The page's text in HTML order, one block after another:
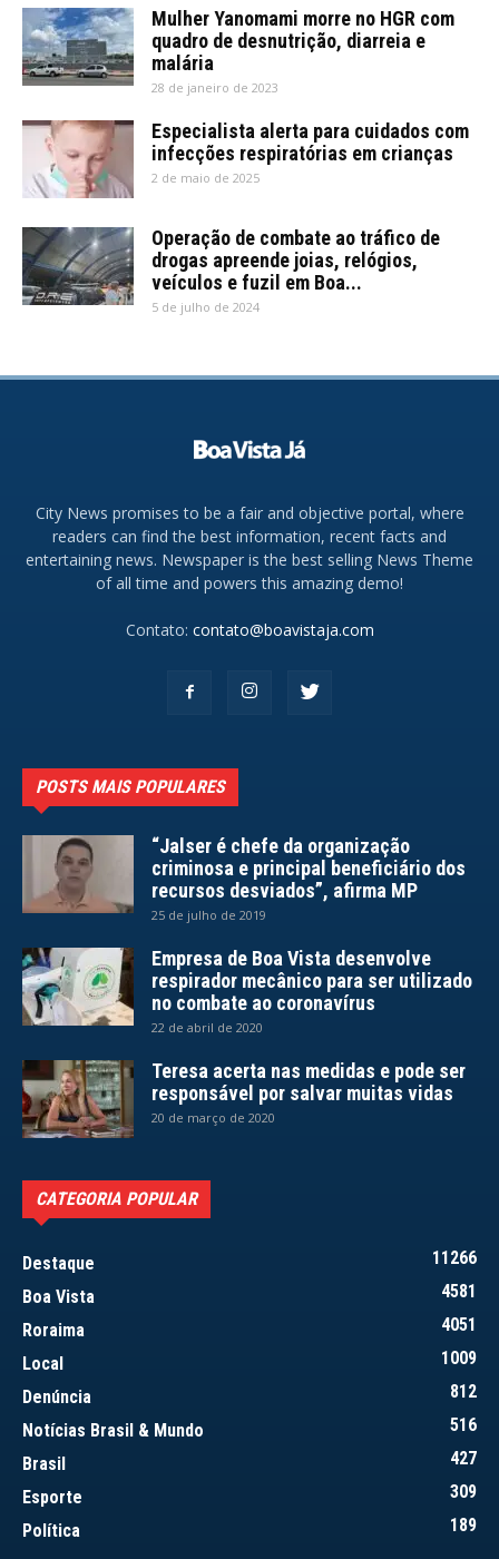
Mulher Yanomami morre no HGR com
quadro de desnutrição, diarreia e
malária
28 de janeiro de 2023
Especialista alerta para cuidados com
infecções respiratórias em crianças
2 de maio de 2025
Operação de combate ao tráfico de
drogas apreende joias, relógios,
veículos e fuzil em Boa...
5 de julho de 2024
City News promises to be a fair and objective portal, where
readers can find the best information, recent facts and
entertaining news. Newspaper is the best selling News Theme
of all time and powers this amazing demo!
Contato: contato@boavistaja.com
POSTS MAIS POPULARES
“Jalser é chefe da organização
criminosa e principal beneficiário dos
recursos desviados”, afirma MP
25 de julho de 2019
Empresa de Boa Vista desenvolve
respirador mecânico para ser utilizado
no combate ao coronavírus
22 de abril de 2020
Teresa acerta nas medidas e pode ser
responsável por salvar muitas vidas
20 de março de 2020
CATEGORIA POPULAR
Destaque
11266
Boa Vista
4581
Roraima
4051
Local
1009
Denúncia
812
Notícias Brasil & Mundo
516
Brasil
427
Esporte
309
Política
189